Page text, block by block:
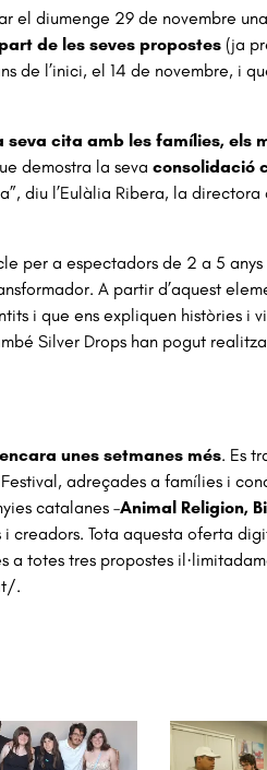
el diumenge 29 de novembre
de les seves propostes (ja
de l’inici, el 14 de novembre, i
seva cita amb les famílies, els
demostra la seva consolidació
diu l’Eulàlia Ribera, la directora
per a espectadors de 2 a 5 anys
A partir d’aquest
i que ens expliquen històries i
Silver Drops han pogut
unes setmanes més. Es
adreçades a famílies i
catalanes –Animal Religion,
creadors. Tota aquesta oferta
a totes tres propostes
.